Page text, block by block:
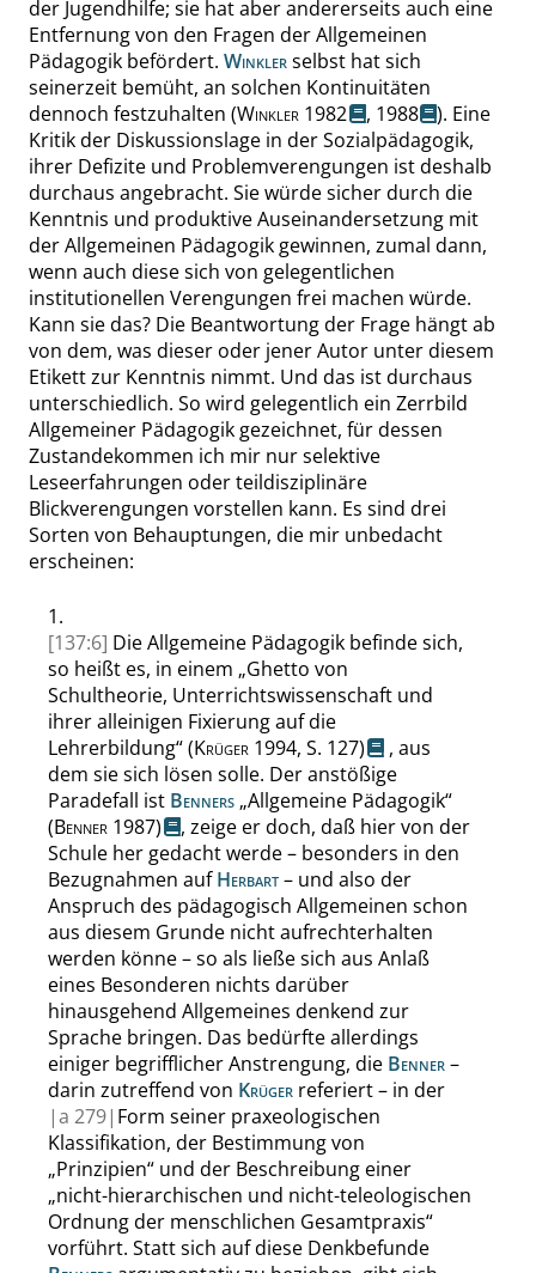
der Jugendhilfe; sie hat aber andererseits auch eine
Entfernung von den Fragen der Allgemeinen
Pädagogik befördert. Winklerselbst hat sich
seinerzeit bemüht, an solchen Kontinuitäten
dennoch festzuhalten (Winkler 1982 , 1988
). Eine
Kritik der Diskussionslage in der Sozialpädagogik,
ihrer Defizite und Problemverengungen ist deshalb
durchaus angebracht. Sie würde sicher durch die
Kenntnis und produktive Auseinandersetzung mit
der Allgemeinen Pädagogik gewinnen, zumal dann,
wenn auch diese sich von gelegentlichen
institutionellen Verengungen frei machen würde.
Kann sie das? Die Beantwortung der Frage hängt ab
von dem, was dieser oder jener Autor unter diesem
Etikett zur Kenntnis nimmt. Und das ist durchaus
unterschiedlich. So wird gelegentlich ein Zerrbild
Allgemeiner Pädagogik gezeichnet, für dessen
Zustandekommen ich mir nur selektive
Leseerfahrungen oder teildisziplinäre
Blickverengungen vorstellen kann. Es sind drei
Sorten von Behauptungen, die mir unbedacht
erscheinen:
1.
[137:6] Die Allgemeine Pädagogik befinde sich,
so heißt es, in einem „Ghetto von
Schultheorie, Unterrichtswissenschaft und
ihrer alleinigen Fixierung auf die
Lehrerbildung“(Krüger 1994, S. 127)
, aus
dem sie sich lösen solle. Der anstößige
Paradefall ist Benners „Allgemeine Pädagogik“
(Benner 1987)
, zeige er doch, daß hier von der
Schule her gedacht werde – besonders in den
Bezugnahmen aufHerbart– und also der
Anspruch des pädagogisch Allgemeinen schon
aus diesem Grunde nicht aufrechterhalten
werden könne – so als ließe sich aus Anlaß
eines Besonderen nichts darüber
hinausgehend Allgemeines denkend zur
Sprache bringen. Das bedürfte allerdings
einiger begrifflicher Anstrengung, die Benner–
darin zutreffend von Krüger referiert – in der
|a 279| Form seiner praxeologischen
Klassifikation, der Bestimmung von
„Prinzipien“ und der Beschreibung einer
„nicht-hierarchischen und nicht-teleologischen
Ordnung der menschlichen Gesamtpraxis“
vorführt. Statt sich auf diese Denkbefunde